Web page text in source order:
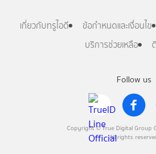
Follow us
Copyright © True Digital Group
All rights
เกี่ยวกับทรูไอดี ข้อกำหนดและเงื่อนไข
บริการช่วยเหลือ